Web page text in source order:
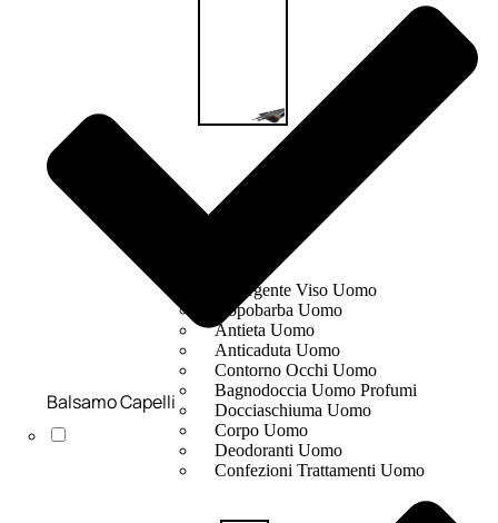
Detergente Viso Uomo
Dopobarba Uomo
Antieta Uomo
Anticaduta Uomo
Contorno Occhi Uomo
Bagnodoccia Uomo Profumi
Docciaschiuma Uomo
Corpo Uomo
Deodoranti Uomo
Confezioni Trattamenti Uomo
Balsamo Capelli